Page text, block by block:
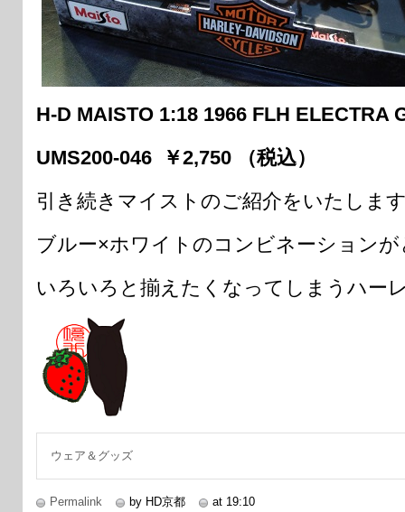
H-D MAISTO 1:18 1966 FLH ELECTRA
UMS200-046 ￥2,750 （税込）
引き続きマイストのご紹介をいたしま
ブルー×ホワイトのコンビネーショ
いろいろと揃えたくなってしまうハー
ウェア＆グッズ
Permalink by HD京都 at 19:10